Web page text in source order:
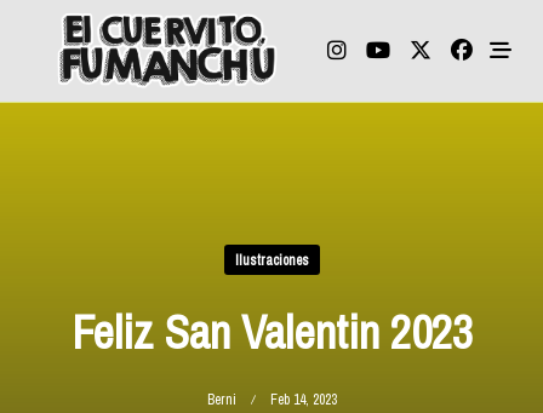
content
Ilustraciones
Feliz San Valentin 2023
Berni Feb 14, 2023